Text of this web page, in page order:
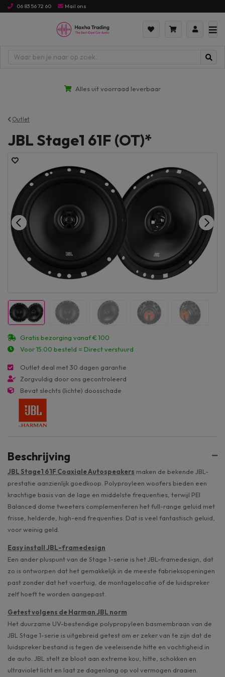
06 83 56 72 60 Mail ons
Alles uit voorraad leverbaar
Outlet
JBL Stage1 61F (OT)*
Outlet deal met 30 dagen garantie
Zorgvuldig door ons gecontroleerd
Bevat slechts (lichte) doosschade
Gratis bezorging vanaf € 100
Voor 15:00 besteld = Direct verstuurd
Beschrijving
JBL Stage1 61F Coaxiale Autospeakers maken de bekende JBL-
prestatie aanzienlijk goedkoop. Polyproyleen woofers bieden een
krachtige basis van de lage en middelste frequenties, terwijl PEI
Balanced dome tweeters complementeren het full-range geluid met
frisse, helderde, high-end frequenties. Dat is veel fantastisch geluid,
voor weinig geld.
Easy install JBL-framedesign
Een ander pluspunt van de Stage 1-serie is het JBL-framedesign, dat
zo is ontworpen dat het gemakkelijk in de meeste fabrieksopeningen
past zonder dat het voertuig, de montagelocatie of de luidspreker
zelf hoeft te worden aangepast.
Getest volgens de Harman JBL norm
Het duurzame UV-bestendige polypropyleen basmembraan van de
JBL Stage 1-serie is uitgebreid getest om er zeker van te zijn dat de
luidspreker bestand is tegen de veeleisende hitte en vochtigheid in
de auto. JBL stelt ze bloot aan extreme kou, hitte, schokken en
ultraviolet licht en laat ze dagenlang op vol vermogen draaien.